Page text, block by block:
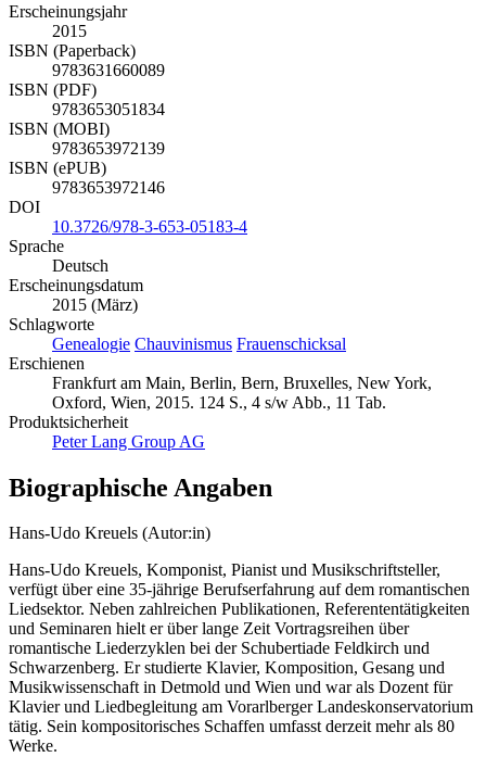
124
Erscheinungsjahr
2015
ISBN (Paperback)
9783631660089
ISBN (PDF)
9783653051834
ISBN (MOBI)
9783653972139
ISBN (ePUB)
10.3726/978-3-653-05183-4
Sprache
Deutsch
Erscheinungsdatum
2015 (März)
Schlagworte
Genealogie
Erschienen
Frankfurt am Main, Berlin, Bern, Bruxelles, New York,
Oxford, Wien, 2015. 124 S., 4 s/w Abb., 11 Tab.
Produktsicherheit
Biographische Angaben
Hans-Udo Kreuels, Komponist, Pianist und Musikschriftsteller,
verfügt über eine 35-jährige Berufserfahrung auf dem romantischen
Liedsektor. Neben zahlreichen Publikationen, Referententätigkeiten
und Seminaren hielt er über lange Zeit Vortragsreihen über
romantische Liederzyklen bei der Schubertiade Feldkirch und
Schwarzenberg. Er studierte Klavier, Komposition, Gesang und
Musikwissenschaft in Detmold und Wien und war als Dozent für
Klavier und Liedbegleitung am Vorarlberger Landeskonservatorium
tätig. Sein kompositorisches Schaffen umfasst derzeit mehr als 80